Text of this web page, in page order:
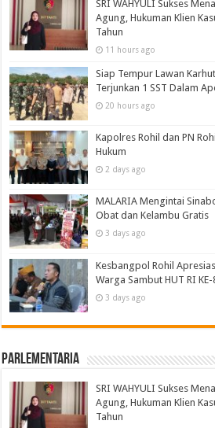
SRI WAHYULI Sukses
Agung, Hukuman Klien
Tahun
11 hours ago
Siap Tempur Lawan
Terjunkan 1 SST Dalam
20 hours ago
Kapolres Rohil dan PN
Hukum
2 days ago
MALARIA Mengintai
Obat dan Kelambu Gratis
3 days ago
Kesbangpol Rohil
Warga Sambut HUT RI KE-
3 days ago
Parlementaria
SRI WAHYULI Sukses
Agung, Hukuman Klien
Tahun